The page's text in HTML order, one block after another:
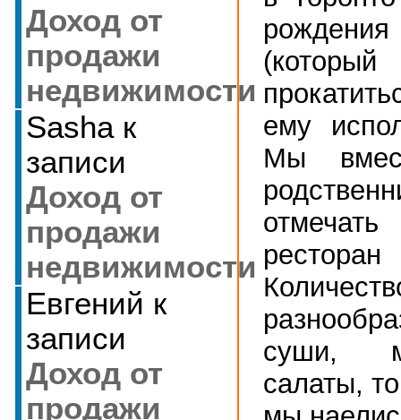
Доход от
продажи
недвижимости
Sashaк
записи
Доход от
продажи
недвижимости
Евгений к
записи
Доход от
продажи
ему
Мы
суши,
салаты,